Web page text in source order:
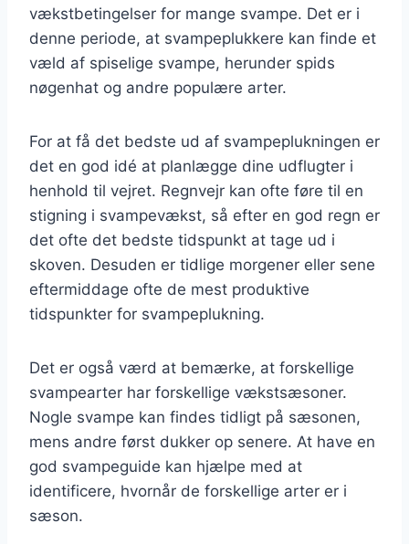
vækstbetingelser for mange svampe. Det er i
denne periode, at svampeplukkere kan finde et
væld af spiselige svampe, herunder spids
nøgenhat og andre populære arter.
For at få det bedste ud af svampeplukningen er
det en god idé at planlægge dine udflugter i
henhold til vejret. Regnvejr kan ofte føre til en
stigning i svampevækst, så efter en god regn er
det ofte det bedste tidspunkt at tage ud i
skoven. Desuden er tidlige morgener eller sene
eftermiddage ofte de mest produktive
tidspunkter for svampeplukning.
Det er også værd at bemærke, at forskellige
svampearter har forskellige vækstsæsoner.
Nogle svampe kan findes tidligt på sæsonen,
mens andre først dukker op senere. At have en
god svampeguide kan hjælpe med at
identificere, hvornår de forskellige arter er i
sæson.